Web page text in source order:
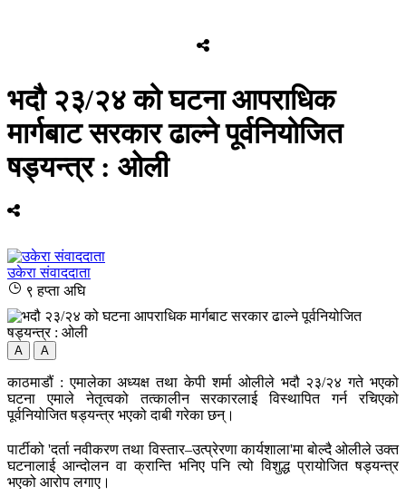
भदौ २३/२४ को घटना आपराधिक
मार्गबाट सरकार ढाल्ने पूर्वनियोजित
षड्यन्त्र : ओली
उकेरा संवाददाता
९ हप्ता अघि
A A
काठमाडौं : एमालेका अध्यक्ष तथा केपी शर्मा ओलीले भदौ २३/२४ गते भएको
घटना एमाले नेतृत्वको तत्कालीन सरकारलाई विस्थापित गर्न रचिएको
पूर्वनियोजित षड्यन्त्र भएको दाबी गरेका छन्।
पार्टीको 'दर्ता नवीकरण तथा विस्तार–उत्प्रेरणा कार्यशाला'मा बोल्दै ओलीले उक्त
घटनालाई आन्दोलन वा क्रान्ति भनिए पनि त्यो विशुद्ध प्रायोजित षड्यन्त्र
भएको आरोप लगाए।